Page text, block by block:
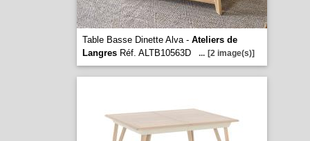
Table Basse Dinette Alva - Ateliers de
LangresRéf. ALTB10563D ... [2 image(s)]